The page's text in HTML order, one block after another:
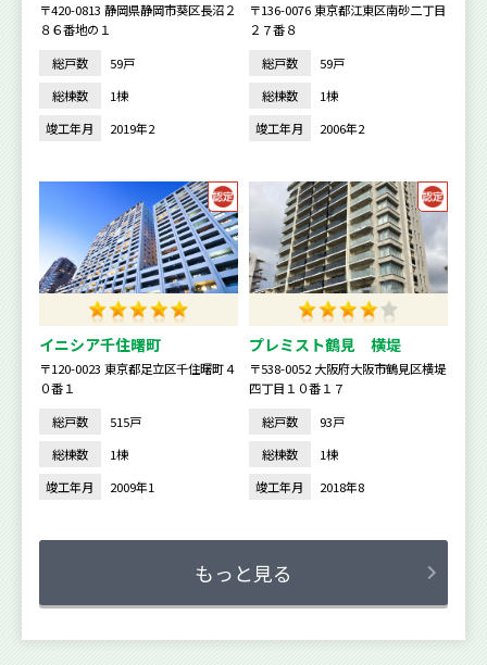
〒420-0813 静岡県静岡市葵区長沼２
８６番地の１
総戸数
59戸
総棟数
1棟
竣工年月
2019年2
〒136-0076 東京都江東区南砂二丁目
２７番８
総戸数
59戸
総棟数
1棟
竣工年月
2006年2
イニシア千住曙町
〒120-0023 東京都足立区千住曙町４
０番１
総戸数
515戸
総棟数
1棟
竣工年月
2009年1
プレミスト鶴見 横堤
〒538-0052 大阪府大阪市鶴見区横堤
四丁目１０番１７
総戸数
93戸
総棟数
1棟
竣工年月
2018年8
もっと見る